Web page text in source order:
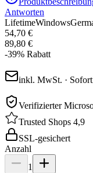
Antworten
LifetimeWindows
54,70 €
89,80 €
-39% Rabatt
inkl. MwSt. ·
Verifizierter
Trusted Shops 4,9
SSL-gesichert
Anzahl
1